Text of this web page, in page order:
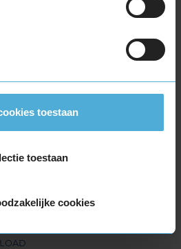
toestaan
toestaan
cookies